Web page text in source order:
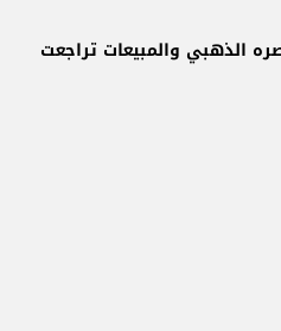
الذهبي والمبيعات تراجعت